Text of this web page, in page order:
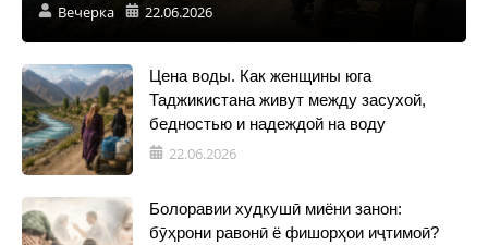
Вечерка 22.06.2026
Цена воды. Как женщины юга
Таджикистана живут между засухой,
бедностью и надеждой на воду
22.06.2026
Болоравии худкушӣ миёни занон:
бӯҳрони равонӣ ё фишорҳои иҷтимоӣ?